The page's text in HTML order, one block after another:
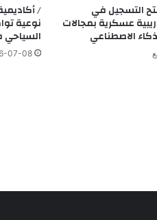
التسجيل في
عسكرية بمجالات
الاصطناعي
/
نوعية
السياحي
07-08